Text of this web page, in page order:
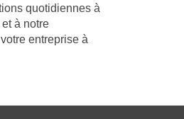
quotidiennes à
à notre
entreprise à